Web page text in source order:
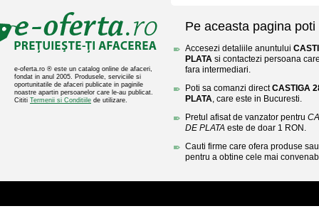
e-oferta.ro ® este un catalog online de afaceri,
fondat in anul 2005. Produsele, serviciile si
oportunitatile de afaceri publicate in paginile
noastre apartin persoanelor care le-au publicat.
Cititi Termenii si Conditiile de utilizare.
Pe aceasta pagina poti
Accesezi detaliile anuntului
PLATA si contactezi persoana
fara intermediari.
Poti sa comanzi directCASTIGA
PLATA, care este in Bucuresti.
Pretul afisat de vanzator pentru
DE PLATA este de doar 1 RON.
Cauti firme care ofera produse
pentru a obtine cele mai